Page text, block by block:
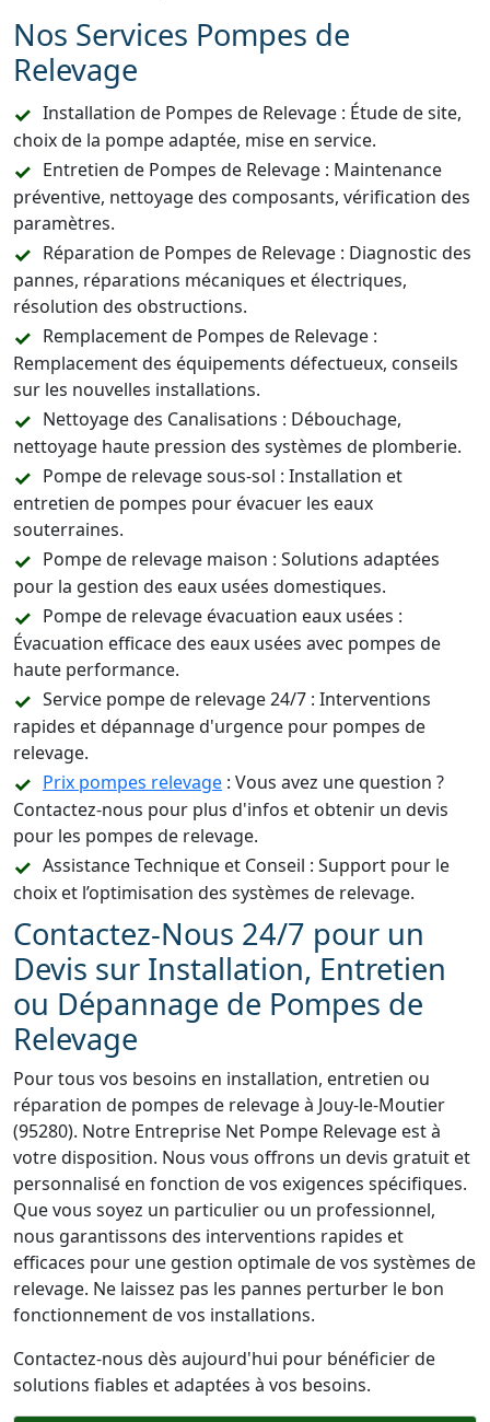
Nos Services Pompes de
Relevage
Installation de Pompes de Relevage : Étude de site,
choix de la pompe adaptée, mise en service.
Entretien de Pompes de Relevage : Maintenance
préventive, nettoyage des composants, vérification des
paramètres.
Réparation de Pompes de Relevage : Diagnostic des
pannes, réparations mécaniques et électriques,
résolution des obstructions.
Remplacement de Pompes de Relevage :
Remplacement des équipements défectueux, conseils
sur les nouvelles installations.
Nettoyage des Canalisations : Débouchage,
nettoyage haute pression des systèmes de plomberie.
Pompe de relevage sous-sol : Installation et
entretien de pompes pour évacuer les eaux
souterraines.
Pompe de relevage maison : Solutions adaptées
pour la gestion des eaux usées domestiques.
Pompe de relevage évacuation eaux usées :
Évacuation efficace des eaux usées avec pompes de
haute performance.
Service pompe de relevage 24/7 : Interventions
rapides et dépannage d'urgence pour pompes de
relevage.
Prix pompes relevage : Vous avez une question ?
Contactez-nous pour plus d'infos et obtenir un devis
pour les pompes de relevage.
Assistance Technique et Conseil : Support pour le
choix et l’optimisation des systèmes de relevage.
Contactez-Nous 24/7 pour un
Devis sur Installation, Entretien
ou Dépannage de Pompes de
Relevage
Pour tous vos besoins en installation, entretien ou
réparation de pompes de relevage à Jouy-le-Moutier
(95280). Notre Entreprise Net Pompe Relevage est à
votre disposition. Nous vous offrons un devis gratuit et
personnalisé en fonction de vos exigences spécifiques.
Que vous soyez un particulier ou un professionnel,
nous garantissons des interventions rapides et
efficaces pour une gestion optimale de vos systèmes de
relevage. Ne laissez pas les pannes perturber le bon
fonctionnement de vos installations.
Contactez-nous dès aujourd'hui pour bénéficier de
solutions fiables et adaptées à vos besoins.